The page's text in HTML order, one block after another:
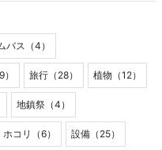
バス（4）
旅行（28） 植物（12）
地鎮祭（4）
ホコリ（6） 設備（25）